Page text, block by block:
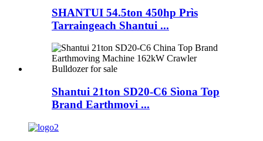
SHANTUI 54.5ton 450hp Prìs
Tarraingeach Shantui ...
Shantui 21ton SD20-C6 Sìona Top
Brand Earthmovi ...